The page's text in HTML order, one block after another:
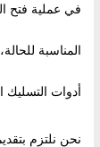
في عملية فتح
المناسبة
أدوات التسليك
نحن نلتزم